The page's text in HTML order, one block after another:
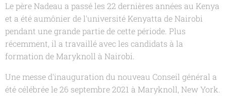
Le père Nadeau a passé les 22 dernières années au Kenya
et a été aumônier de l'université Kenyatta de Nairobi
pendant une grande partie de cette période. Plus
récemment, il a travaillé avec les candidats à la
formation de Maryknoll à Nairobi.
Une messe d'inauguration du nouveau Conseil général a
été célébrée le 26 septembre 2021 à Maryknoll, New York.